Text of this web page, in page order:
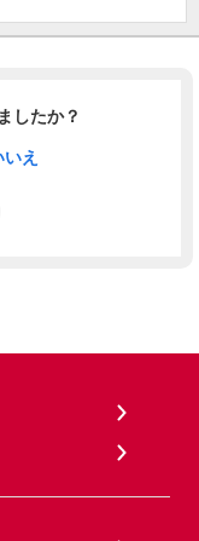
したか？
いえ